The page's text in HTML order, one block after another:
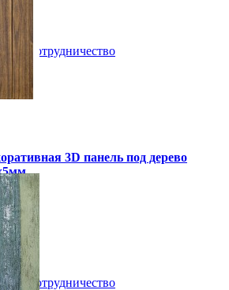
Сотрудничество
3D панель под дерево
Сотрудничество